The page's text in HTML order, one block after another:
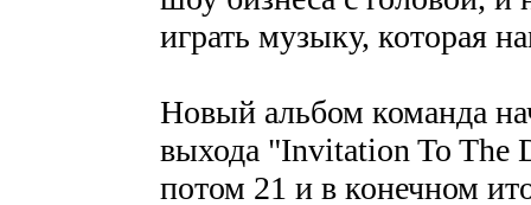
играть музыку, которая
Новый альбом команда
выхода "Invitation To The
потом 21 и в конечном